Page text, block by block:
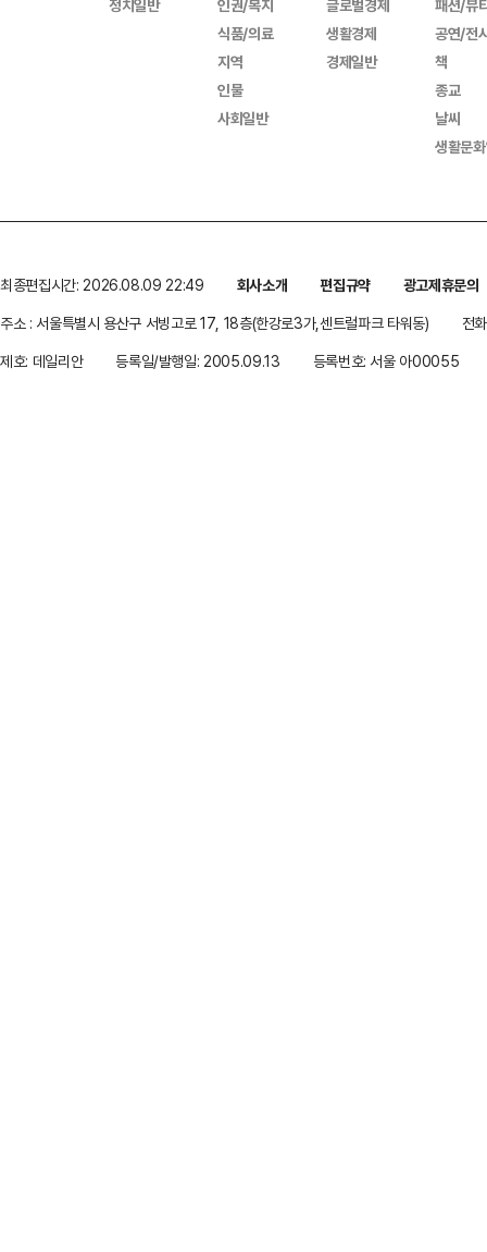
정치일반
인권/복지
식품/의료
지역
인물
사회일반
글로벌경제
생활경제
경제일반
패션/뷰
공연/전
책
종교
날씨
생활문
최종편집시간: 2026.08.09 22:49 회사소개 편집규약
광고제휴문의
주소 : 서울특별시 용산구 서빙고로 17, 18층(한강로3가,센트럴파크 타워동)
전
제호: 데일리안
등록일/발행일: 2005.09.13 등록번호: 서울 아00055